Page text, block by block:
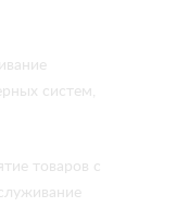
систем,
товаров с